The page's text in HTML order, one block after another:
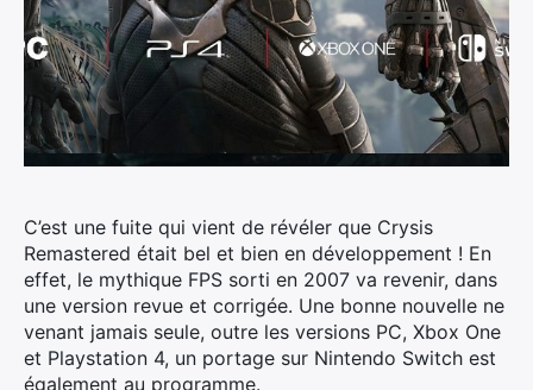
C’est une fuite qui vient de révéler que Crysis
Remastered était bel et bien en développement ! En
effet, le mythique FPS sorti en 2007 va revenir, dans
une version revue et corrigée. Une bonne nouvelle ne
venant jamais seule, outre les versions PC, Xbox One
et Playstation 4, un portage sur Nintendo Switch est
également au programme.